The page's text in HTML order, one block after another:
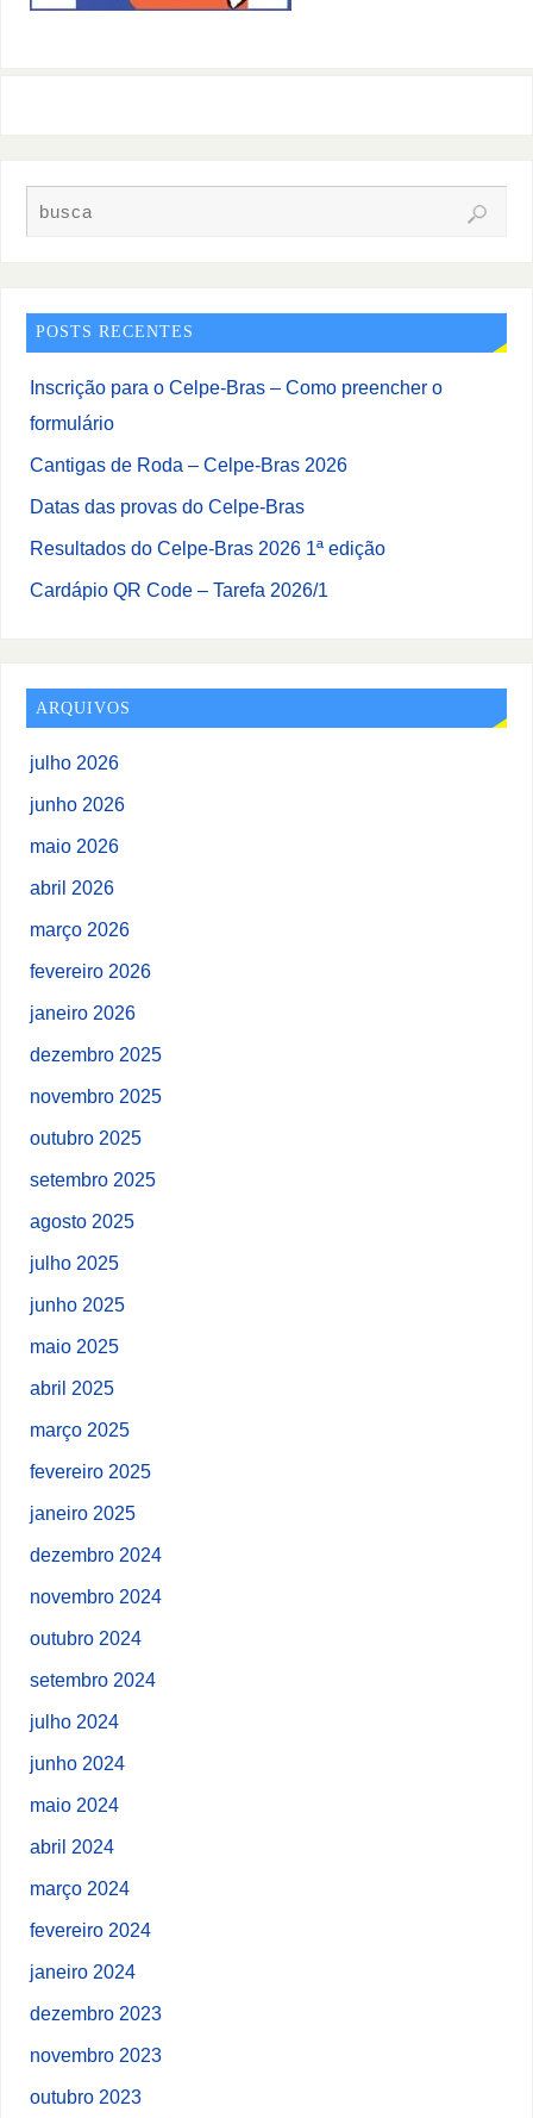
POSTS RECENTES
Inscrição para o Celpe-Bras – Como preencher o
formulário
Cantigas de Roda – Celpe-Bras 2026
Datas das provas do Celpe-Bras
Resultados do Celpe-Bras 2026 1ª edição
Cardápio QR Code – Tarefa 2026/1
ARQUIVOS
julho 2026
junho 2026
maio 2026
abril 2026
março 2026
fevereiro 2026
janeiro 2026
dezembro 2025
novembro 2025
outubro 2025
setembro 2025
agosto 2025
julho 2025
junho 2025
maio 2025
abril 2025
março 2025
fevereiro 2025
janeiro 2025
dezembro 2024
novembro 2024
outubro 2024
setembro 2024
julho 2024
junho 2024
maio 2024
abril 2024
março 2024
fevereiro 2024
janeiro 2024
dezembro 2023
novembro 2023
outubro 2023